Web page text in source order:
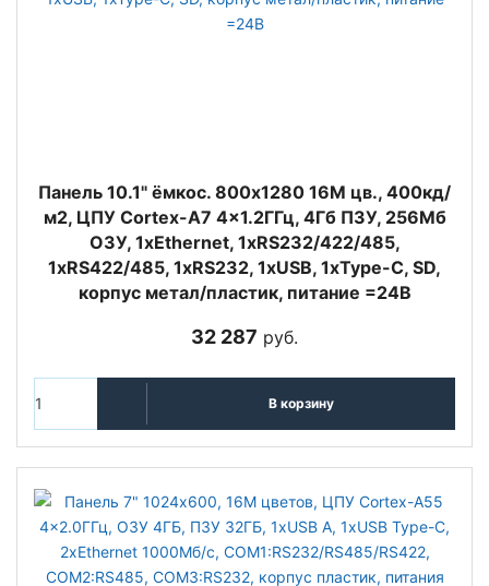
Панель 10.1" ёмкос. 800x1280 16М цв., 400кд/
м2, ЦПУ Cortex-A7 4x1.2ГГц, 4Гб ПЗУ, 256Мб
ОЗУ, 1xEthernet, 1xRS232/422/485,
1xRS422/485, 1xRS232, 1xUSB, 1xType-C, SD,
корпус метал/пластик, питание =24В
32 287 руб.
В корзину